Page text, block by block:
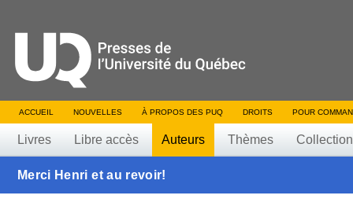
ACCUEIL NOUVELLES À PROPOS DES PUQ DROITS POUR
Livres Libre accès Auteurs Thèmes
Merci Henri et au revoir!